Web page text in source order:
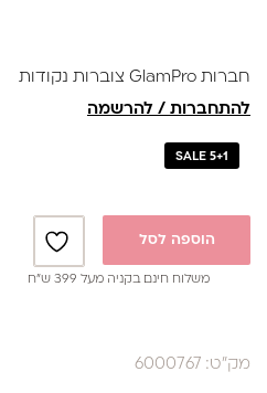
חברות GlamPro צוברות נקודות
להתחברות / להרשמה
SALE 5+1
הוספה לסל
משלוח חינם בקניה מעל 399 ש”ח
מק"ט: 6000767